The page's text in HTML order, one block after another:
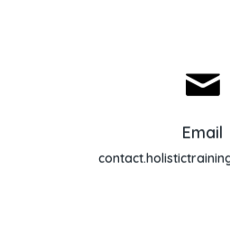
Email
Envoyer un